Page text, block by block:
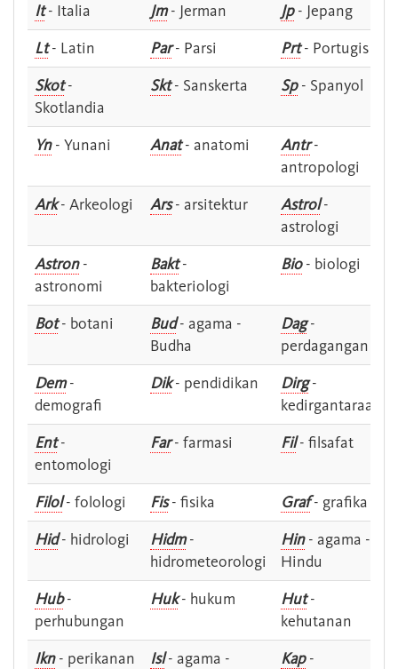
It- Italia Jm- Jerman Jp- Jepang
Lt- Latin Par- Parsi Prt- Portugis
Skot-
Skotlandia
Skt- Sanskerta Sp- Spanyol
Yn- Yunani Anat- anatomi Antr-
antropologi
Ark- Arkeologi Ars- arsitektur Astrol-
astrologi
Astron-
astronomi
Bakt-
bakteriologi
Bio- biologi
Bot- botani Bud- agama -
Budha
Dag-
perdagangan
Dem-
demografi
Dik- pendidikan Dirg-
kedirgantaraan
Ent-
entomologi
Far- farmasi Fil- filsafat
Filol- folologi Fis- fisika Graf- grafika
Hid- hidrologi Hidm-
hidrometeorologi
Hin- agama -
Hindu
Hub-
perhubungan
Huk- hukum Hut-
kehutanan
Ikn- perikanan Isl- agama -
Kap-